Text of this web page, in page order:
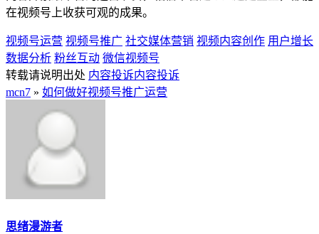
在视频号上收获可观的成果。
视频号运营 视频号推广 社交媒体营销 视频内容创作 用户增长
数据分析 粉丝互动 微信视频号
转载请说明出处 内容投诉内容投诉
mcn7 » 如何做好视频号推广运营
思绪漫游者